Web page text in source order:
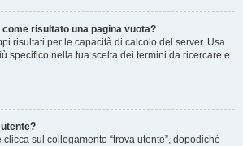
risultato una pagina vuota?
risultati per le capacità di calcolo del server. Usa
specifico nella tua scelta dei termini da ricercare e
clicca sul collegamento “trova utente”, dopodiché